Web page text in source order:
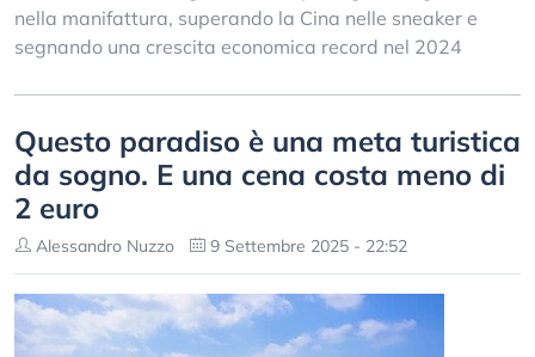
nella manifattura, superando la Cina nelle sneaker e
segnando una crescita economica record nel 2024
Questo paradiso è una meta turistica
da sogno. E una cena costa meno di
2 euro
Alessandro Nuzzo 9 Settembre 2025 - 22:52